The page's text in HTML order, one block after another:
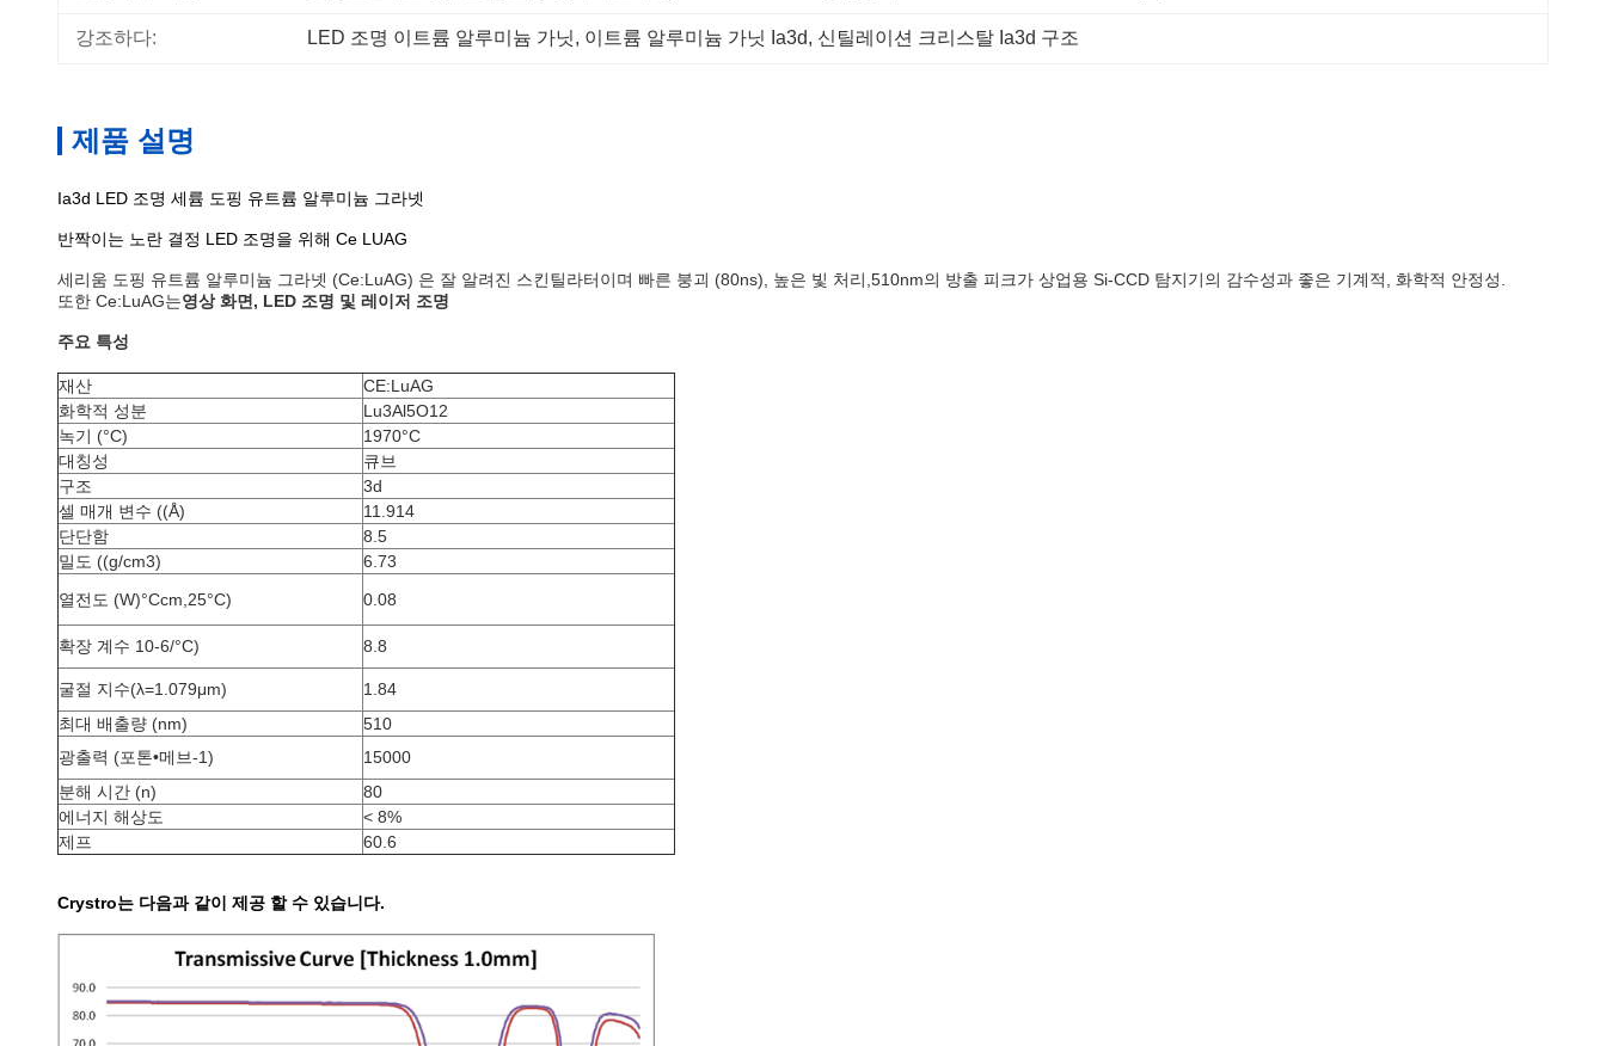
강조하다: LED 조명 이트륨 알루미늄 가닛, 이트륨 알루미늄 가닛 Ia3d, 신틸레이션 크리스탈 Ia3d 구조
제품 설명
Ia3d LED 조명 세륨 도핑 유트륨 알루미늄 그라넷
반짝이는 노란 결정 LED 조명을 위해 Ce LUAG
세리움 도핑 유트륨 알루미늄 그라넷 (Ce:LuAG) 은 잘 알려진 스킨틸라터이며 빠른 붕괴 (80ns), 높은 빛 처리,510nm의 방출 피크가 상업용 Si-CCD 탐지기의 감수성과 좋은 기계적, 화학적 안정성.
또한 Ce:LuAG는영상 화면, LED 조명 및 레이저 조명
주요 특성
재산
CE:LuAG
화학적 성분
Lu3Al5O12
녹기 (°C) 1970°C
대칭성
큐브
구조
3d
셀 매개 변수 ((Å)
11.914
단단함
8.5
밀도 ((g/cm3)
6.73
열전도 (W)°Ccm,25°C) 0.08
확장 계수 10-6/°C) 8.8
굴절 지수(λ=1.079μm)
1.84
최대 배출량 (nm)
510
광출력 (포톤•메브-1)
15000
분해 시간 (n)
80
에너지 해상도
< 8%
제프
60.6
Crystro는 다음과 같이 제공 할 수 있습니다.